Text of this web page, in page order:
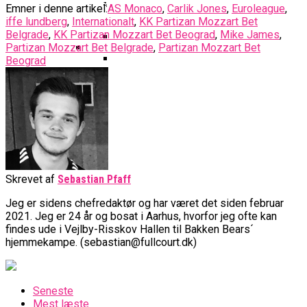
Bakken Bears Åbner FIBA Europe
Cup Med Smalt Nederlag
Imponerede Stort I Debut I Youth
Champions League
Basketball Champions League
Portland Trail Blazers I NBA-
Vanvittigt Overtidsdrama Mod
USA
Basketball-OL 2024: Se
Grupperne Og Sæt Krydser I Din
Basketligaen
Medlemstal I Dansk Basket Boomer:
Fremgang For 12. År I Træk
Emner i denne artikel:AS Monaco, Carlik Jones, Euroleague,
iffe lundberg, Internationalt, KK Partizan Mozzart Bet
Belgrade, KK Partizan Mozzart Bet Beograd, Mike James,
Partizan Mozzart Bet Belgrade, Partizan Mozzart Bet
Beograd
Skrevet af Sebastian Pfaff
Jeg er sidens chefredaktør og har været det siden februar
2021. Jeg er 24 år og bosat i Aarhus, hvorfor jeg ofte kan
findes ude i Vejlby-Risskov Hallen til Bakken Bears´
hjemmekampe. (sebastian@fullcourt.dk)
Seneste
Mest læste